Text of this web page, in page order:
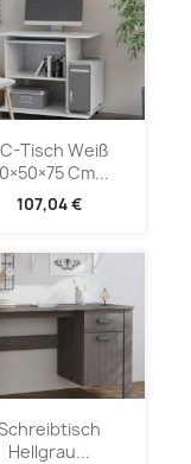
Tisch Weiß
Cm...
107,04 €
Hellgrau...